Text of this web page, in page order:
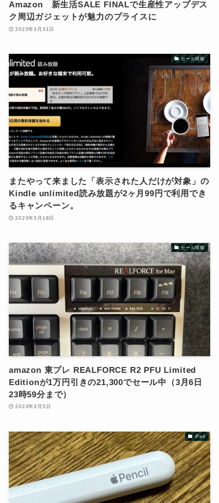
Amazon 新生活SALE FINALで生産性アップデス
ク周辺ガジェットが魅力のプライスに
2023年3月31日
セール情報
またやって来ました「表示された人だけが対象」の
Kindle unlimited読み放題が2ヶ月99円で利用でき
るキャンペーン。
2023年3月18日
セール情報
amazon 東プレ REALFORCE R2 PFU Limited
Editionが1万円引きの21,300でセール中（3月6日
23時59分まで）
2023年3月5日
iPad